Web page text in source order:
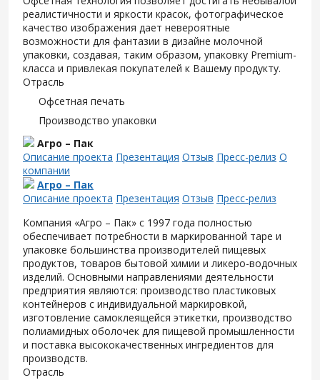
реалистичности и яркости красок, фотографическое
качество изображения дает невероятные
возможности для фантазии в дизайне молочной
упаковки, создавая, таким образом, упаковку Premium-
класса и привлекая покупателей к Вашему продукту.
Отрасль
Офсетная печать
Производство упаковки
Агро – Пак
Описание проекта Презентация Отзыв Пресс-релиз О
компании
Агро – Пак
Описание проекта Презентация Отзыв Пресс-релиз
Компания «Агро – Пак» с 1997 года полностью
обеспечивает потребности в маркированной таре и
упаковке большинства производителей пищевых
продуктов, товаров бытовой химии и ликеро-водочных
изделий. Основными направлениями деятельности
предприятия являются: производство пластиковых
контейнеров с индивидуальной маркировкой,
изготовление самоклеящейся этикетки, производство
полиамидных оболочек для пищевой промышленности
и поставка высококачественных ингредиентов для
производств.
Отрасль